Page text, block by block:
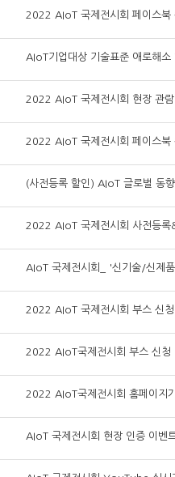
2022 AIoT 국제전시회 페이스북
AIoT기업대상 기술표준 애로해
2022 AIoT 국제전시회 현장 관
2022 AIoT 국제전시회 페이스
2022 AIoT 국제전시회 사전등
AIoT 국제전시회_ '신기술/신제
2022 AIoT 국제전시회 부스 신
2022 AIoT국제전시회 부스 신청
2022 AIoT국제전시회 홈페이지
AIoT 국제전시회 현장 인증 이벤